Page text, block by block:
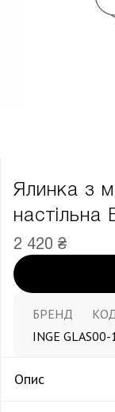
Ялинка з
настільна
2 420 ₴
БРЕНД
INGE GLAS00-
Опис